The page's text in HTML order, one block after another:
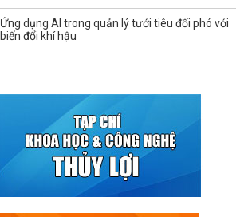
Ứng dụng AI trong quản lý tưới tiêu đối phó với
biến đổi khí hậu